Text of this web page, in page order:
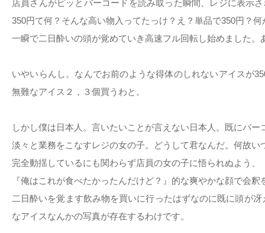
店員さんがピッとバーコードを読み取った瞬間、レジに表示
350円て何？そんな高い物入ってたっけ？え？単品で350円？何
一瞬で二日酔いの頭が覚めていき高速フル回転し始めました。
いやいらんし。なんでお前のような得体のしれないアイスが
無難なアイス２，３個買うわと。
しかし僕は日本人。言いたいことが言えない日本人。既にバ
淡々と業務をこなすレジの女の子。どうして君なんだ。何故
完全動揺しているにも関わらず店員の女の子に悟られぬよう、
『俺はこれが食べたかったんだけど？』的な爽やかな顔で会釈
二日酔いを覚ます飲み物を買いに行ったはずなのに既に頭が
なアイスなんかの写真が存在するわけです。